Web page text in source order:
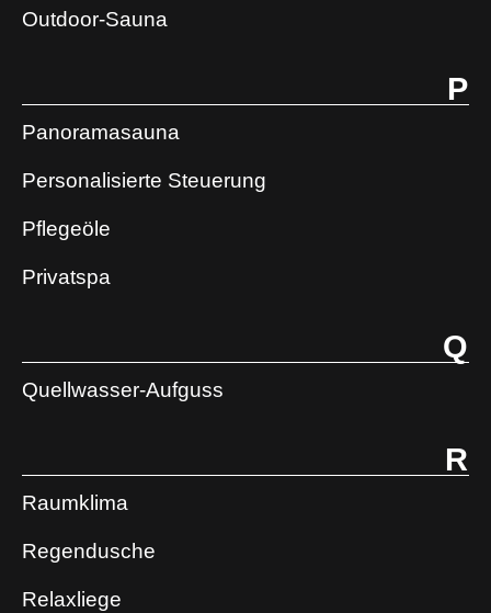
Outdoor-Sauna
P
Panoramasauna
Personalisierte Steuerung
Pflegeöle
Privatspa
Q
Quellwasser-Aufguss
R
Raumklima
Regendusche
Relaxliege